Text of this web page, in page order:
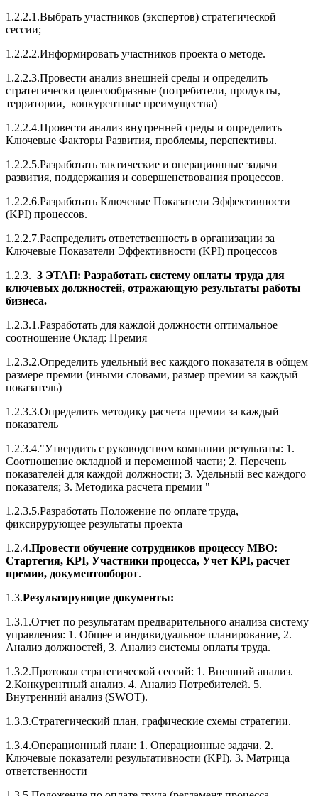
1.2.2.1.Выбрать участников (экспертов) стратегической
сессии;
1.2.2.2.Информировать участников проекта о методе.
1.2.2.3.Провести анализ внешней среды и определить
стратегически целесообразные (потребители, продукты,
территории, конкурентные преимущества)
1.2.2.4.Провести анализ внутренней среды и определить
Ключевые Факторы Развития, проблемы, перспективы.
1.2.2.5.Разработать тактические и операционные задачи
развития, поддержания и совершенствования процессов.
1.2.2.6.Разработать Ключевые Показатели Эффективности
(KPI) процессов.
1.2.2.7.Распределить ответственность в организации за
Ключевые Показатели Эффективности (KPI) процессов
1.2.3. 3 ЭТАП: Разработать систему оплаты труда для
ключевых должностей, отражающую результаты работы
бизнеса.
1.2.3.1.Разработать для каждой должности оптимальное
соотношение Оклад: Премия
1.2.3.2.Определить удельный вес каждого показателя в общем
размере премии (иными словами, размер премии за каждый
показатель)
1.2.3.3.Определить методику расчета премии за каждый
показатель
1.2.3.4."Утвердить с руководством компании результаты: 1.
Соотношение окладной и переменной части; 2. Перечень
показателей для каждой должности; 3. Удельный вес каждого
показателя; 3. Методика расчета премии "
1.2.3.5.Разработать Положение по оплате труда,
фиксирурующее результаты проекта
1.2.4.Провести обучение сотрудников процессу МВО:
Стартегия, KPI, Участники процесса, Учет KPI, расчет
премии, документооборот.
1.3.Результирующие документы:
1.3.1.Отчет по результатам предварительного анализа систему
управления: 1. Общее и индивидуальное планирование, 2.
Анализ должностей, 3. Анализ системы оплаты труда.
1.3.2.Протокол стратегической сессий: 1. Внешний анализ.
2.Конкурентный анализ. 4. Анализ Потребителей. 5.
Внутренний анализ (SWOT).
1.3.3.Стратегический план, графические схемы стратегии.
1.3.4.Операционный план: 1. Операционные задачи. 2.
Ключевые показатели результативности (KPI). 3. Матрица
ответственности